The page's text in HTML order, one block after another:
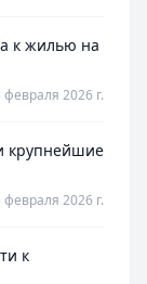
к жилью на
февраля 2026 г.
крупнейшие
февраля 2026 г.
к